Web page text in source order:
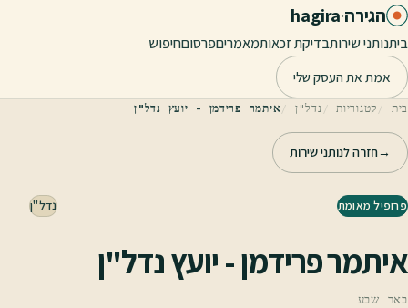
דלג לתוכן הראשי
הגירה·
hagira
ביתנותני שירותבדיקת זכאותמאמריםפרסוםחיפוש
אמת את העסק שלי
בית קטגוריות נדל"ן איתמר פרידמן - יועץ נדל"ן
→חזרה לנותני שירות
פרופיל מאומת נדל"ן
איתמר פרידמן - יועץ נדל"ן
באר שבע